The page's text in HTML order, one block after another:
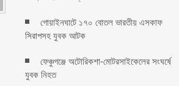
গোয়াইনঘাটে ১৭০ বোতল ভারতীয় এসকাফ
সিরাপসহ যুবক আটক
ফেঞ্চুগঞ্জে অটোরিকশা-মোটরসাইকেলের সংঘর্ষে
যুবক নিহত